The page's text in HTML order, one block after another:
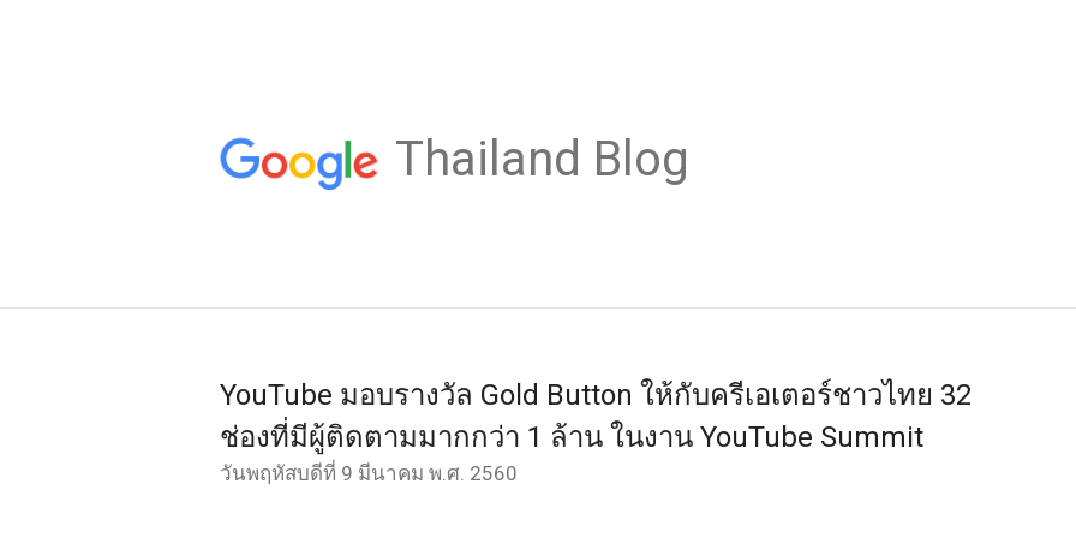
Thailand Blog
YouTube มอบรางวัล Gold Button ให้กับครีเอเตอร์ชาวไทย 32
ช่องที่มีผู้ติดตามมากกว่า 1 ล้าน ในงาน YouTube Summit
วันพฤหัสบดีที่ 9 มีนาคม พ.ศ. 2560